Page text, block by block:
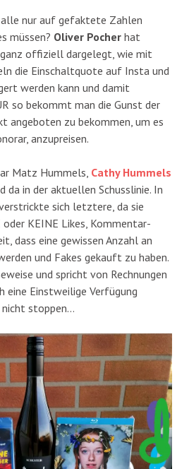
alle nur auf gefaktete Zahlen
müssen? Oliver Pocher hat
offiziell dargelegt, wie mit
die Einschaltquote auf Insta und
werden kann und damit
so bekommt man die Gunst der
angeboten zu bekommen, um es
anzupreisen.
Matz Hummels, Cathy Hummels
da in der aktuellen Schusslinie. In
sich letztere, da sie
KEINE Likes, Kommentar-
dass eine gewissen Anzahl an
und Fakes gekauft zu haben.
und spricht von Rechnungen
eine Einstweilige Verfügung
stoppen…